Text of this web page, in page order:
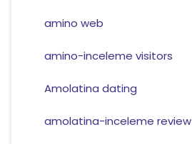
amino web
amino-inceleme visitors
Amolatina dating
amolatina-inceleme review